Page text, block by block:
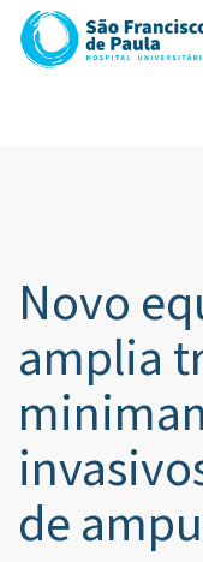
Novo
amplia
de